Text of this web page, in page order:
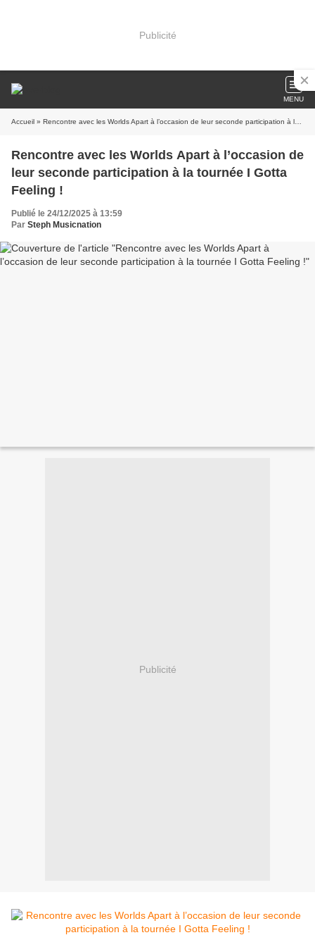
Publicité
MENU
Accueil » Rencontre avec les Worlds Apart à l’occasion de leur seconde participation à la tournée I Gotta Feeling !
Rencontre avec les Worlds Apart à l’occasion de
leur seconde participation à la tournée I Gotta
Feeling !
Publié le 24/12/2025 à 13:59
Par Steph Musicnation
Publicité